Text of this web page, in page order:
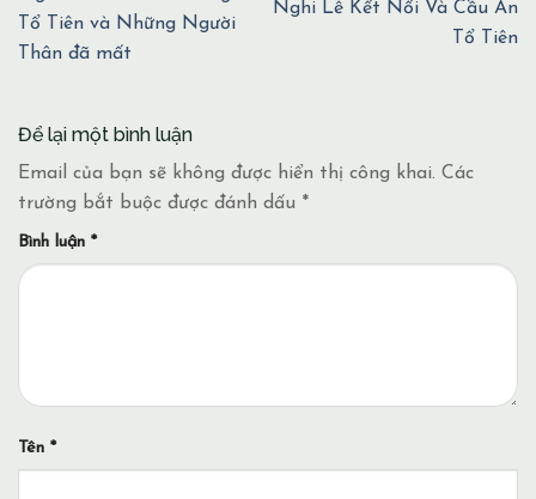
Tổ Tiên và Những Người
Thân đã mất
Nghi Lễ Kết Nối Và Cầu An
Tổ Tiên
Để lại một bình luận
Email của bạn sẽ không được hiển thị công khai. Các
trường bắt buộc được đánh dấu *
Bình luận *
Tên *